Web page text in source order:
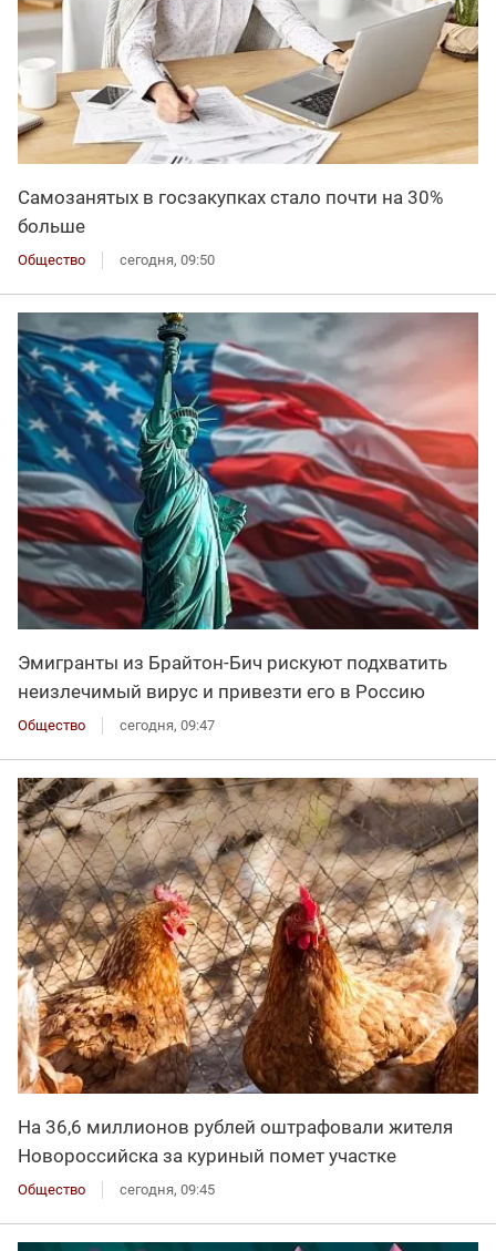
Самозанятых в госзакупках стало почти на 30%
больше
Общество сегодня, 09:50
Эмигранты из Брайтон-Бич рискуют подхватить
неизлечимый вирус и привезти его в Россию
Общество сегодня, 09:47
На 36,6 миллионов рублей оштрафовали жителя
Новороссийска за куриный помет участке
Общество сегодня, 09:45